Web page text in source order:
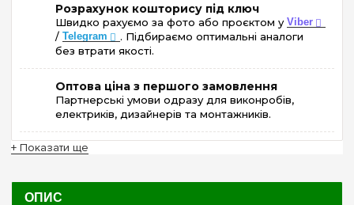
Розрахунок кошторису під ключ
Швидко рахуємо за фото або проєктом у Viber
/ Telegram
. Підбираємо оптимальні аналоги
без втрати якості.
Оптова ціна з першого замовлення
Партнерські умови одразу для виконробів,
електриків, дизайнерів та монтажників.
+ Показати ще
ОПИС